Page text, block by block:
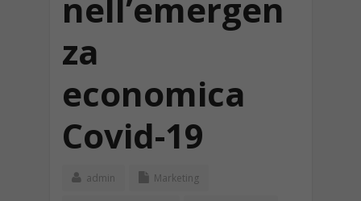
nell’emergen
za
economica
Covid-19
admin Marketing